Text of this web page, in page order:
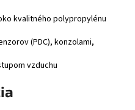
kvalitného polypropylénu
(PDC), konzolami,
vzduchu